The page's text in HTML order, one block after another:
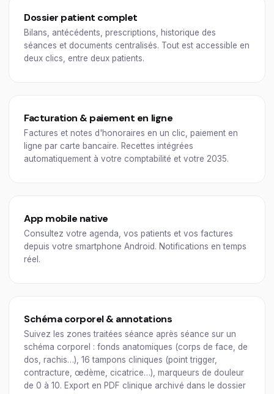
Dossier patient complet
Bilans, antécédents, prescriptions, historique des
séances et documents centralisés. Tout est accessible en
deux clics, entre deux patients.
Facturation & paiement en ligne
Factures et notes d'honoraires en un clic, paiement en
ligne par carte bancaire. Recettes intégrées
automatiquement à votre comptabilité et votre 2035.
App mobile native
Consultez votre agenda, vos patients et vos factures
depuis votre smartphone Android. Notifications en temps
réel.
Schéma corporel & annotations
Suivez les zones traitées séance après séance sur un
schéma corporel : fonds anatomiques (corps de face, de
dos, rachis…), 16 tampons cliniques (point trigger,
contracture, œdème, cicatrice…), marqueurs de douleur
de 0 à 10. Export en PDF clinique archivé dans le dossier